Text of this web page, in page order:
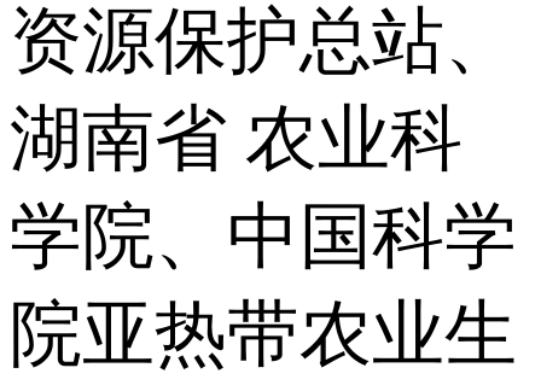
资源保护总站、
湖南省 农业科
学院、中国科学
院亚热带农业生